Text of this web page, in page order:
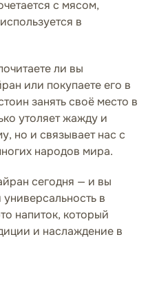
с мясом,
в
ли вы
или покупаете его в
занять своё место в
утоляет жажду и
но и связывает нас с
народов мира.
сегодня — и вы
в
напиток, который
и наслаждение в